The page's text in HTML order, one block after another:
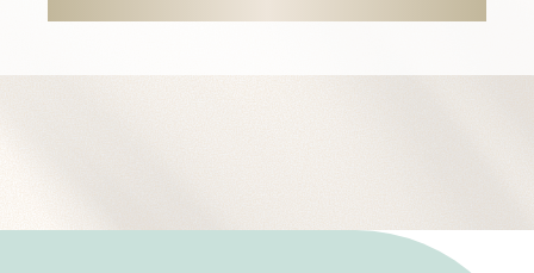
SPECIAL MOVIE